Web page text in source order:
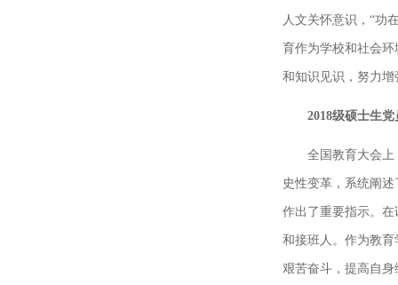
人文关怀意识，“功
育作为学校和社会
和知识见识，努力
2018级硕士生
全国教育大会
史性变革，系统阐
作出了重要指示。
和接班人。作为教
艰苦奋斗，提高自